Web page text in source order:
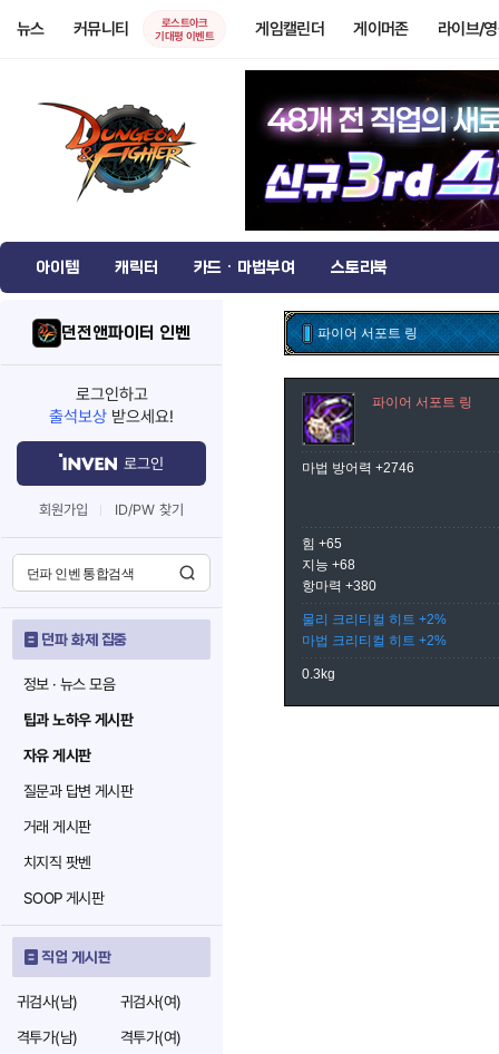
뉴스 커뮤니티
로스트아크
기대평 이벤트
게임캘린더 게이머존 라이브/
아이템 캐릭터 카드 · 마법부여 스토리북
던전앤파이터 인벤
로그인하고
출석보상 받으세요!
로그인
회원가입 ID/PW 찾기
던파 화제 집중
정보 · 뉴스 모음
팁과 노하우 게시판
자유 게시판
질문과 답변 게시판
거래 게시판
치지직 팟벤
SOOP 게시판
직업 게시판
귀검사(남)
귀검사(여)
격투가(남)
격투가(여)
파이어 서포트 링
파이어 서포트 링
마법 방어력 +2746
힘 +65
지능 +68
항마력 +380
물리 크리티컬 히트 +2%
마법 크리티컬 히트 +2%
0.3kg